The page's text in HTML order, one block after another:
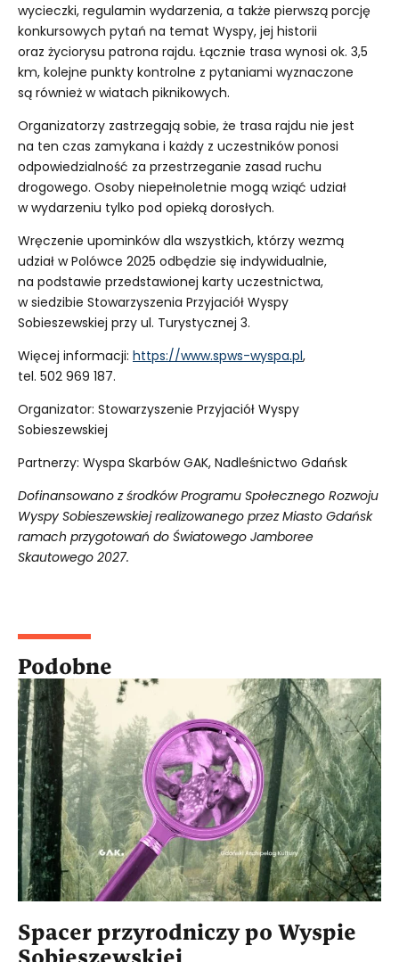
wycieczki, regulamin wydarzenia, a także pierwszą porcję
konkursowych pytań na temat Wyspy, jej historii
oraz życiorysu patrona rajdu. Łącznie trasa wynosi ok. 3,5
km, kolejne punkty kontrolne z pytaniami wyznaczone
są również w wiatach piknikowych.
Organizatorzy zastrzegają sobie, że trasa rajdu nie jest
na ten czas zamykana i każdy z uczestników ponosi
odpowiedzialność za przestrzeganie zasad ruchu
drogowego. Osoby niepełnoletnie mogą wziąć udział
w wydarzeniu tylko pod opieką dorosłych.
Wręczenie upominków dla wszystkich, którzy wezmą
udział w Polówce 2025 odbędzie się indywidualnie,
na podstawie przedstawionej karty uczestnictwa,
w siedzibie Stowarzyszenia Przyjaciół Wyspy
Sobieszewskiej przy ul. Turystycznej 3.
Więcej informacji: https://www.spws-wyspa.pl,
tel. 502 969 187.
Organizator: Stowarzyszenie Przyjaciół Wyspy
Sobieszewskiej
Partnerzy: Wyspa Skarbów GAK, Nadleśnictwo Gdańsk
Dofinansowano z środków Programu Społecznego Rozwoju
Wyspy Sobieszewskiej realizowanego przez Miasto Gdańsk
ramach przygotowań do Światowego Jamboree
Skautowego 2027.
Podobne
Spacer przyrodniczy po Wyspie
Sobieszewskiej